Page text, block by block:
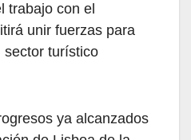
trabajo con el
unir fuerzas para
sector turístico
ya alcanzados